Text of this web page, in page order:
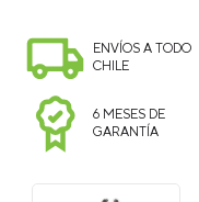
ENVÍOS A TODO
CHILE
6 MESES DE
GARANTÍA